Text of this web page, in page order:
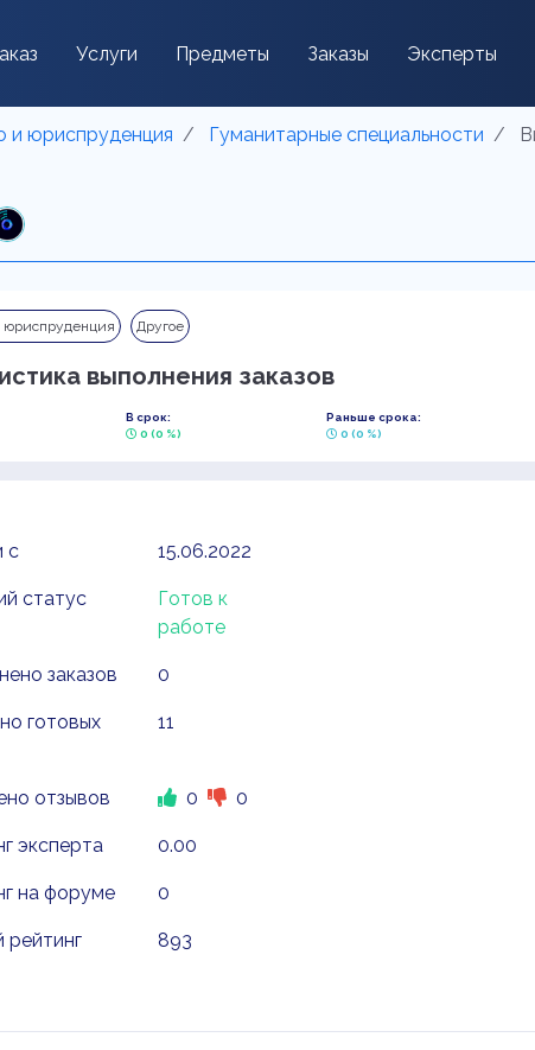
Услуги Предметы Заказы Эксперты
и юриспруденция Гуманитарные специальности
юриспруденция Другое
выполнения заказов
В срок:
0 (0 %)
Раньше срока:
0 (0 %)
с 15.06.2022
статус
Готов к
работе
заказов 0
готовых
11
отзывов 0 0
эксперта 0.00
на форуме 0
893